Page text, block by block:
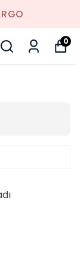
0